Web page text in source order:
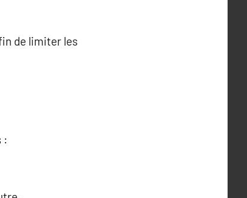
de limiter les
: